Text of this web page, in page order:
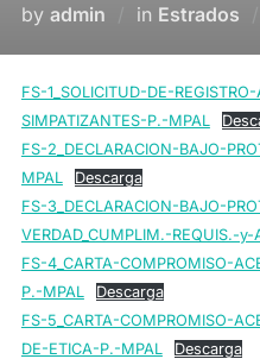
by admin in Estrados
FS-1_SOLICITUD-DE-
SIMPATIZANTES-P.-MPAL
FS-2_DECLARACION-BAJO-
MPAL
Descarga
FS-3_DECLARACION-BAJO-
VERDAD_CUMPLIM.-REQUIS.-
FS-4_CARTA-COMPROMISO-
P.-MPAL
Descarga
FS-5_CARTA-COMPROMISO-
DE-ETICA-P.-MPAL
Descarga